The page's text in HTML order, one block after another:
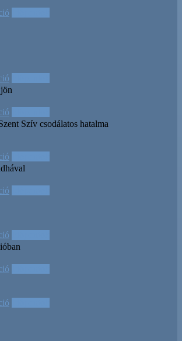
Szív csodálatos hatalma